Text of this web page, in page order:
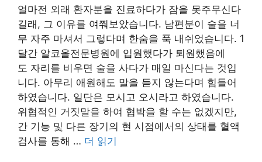
얼마전 외래 환자분을 진료하다가 잠을 못주무신다
길래, 그 이유를 여쭤보았습니다. 남편분이 술을 너
무 자주 마셔서 그렇다며 한숨을 푹 내쉬었습니다. 1
달간 알코올전문병원에 입원했다가 퇴원했음에
도 자리를 비우면 술을 사다가 매일 마신다는 것입
니다. 아무리 애원해도 말을 듣지 않는다며 힘들어
하였습니다. 일단은 모시고 오시라고 하였습니다.
위협적인 거짓말을 하여 협박을 할 수는 없겠지만,
간 기능 및 다른 장기의 현 시점에서의 상태를 혈액
검사를 통해 … 더 읽기